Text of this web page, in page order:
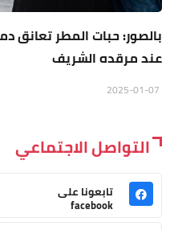
بالصور: حبات المطر تعانق
عند مرقده الشريف
التواصل الاجتماعي
تابعونا على
facebook